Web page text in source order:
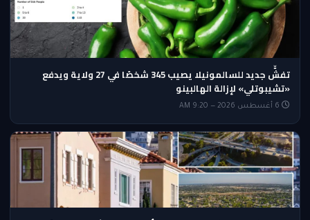
تفشٍّ جديد للسالمونيلا يصيب 345 شخصًا في 27 ولاية ويدفع
«تشيبوتلي» لإزالة الهالبينو